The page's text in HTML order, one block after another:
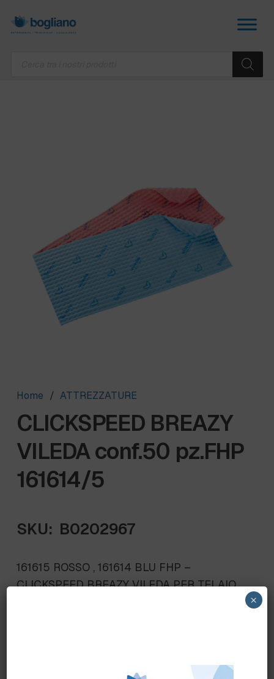
Home / ATTREZZATURE
CLICKSPEED BREAZY
VILEDA conf.50 pz.FHP
161614/5
SKU: B0202967
161615 ROSSO , 161614 BLU FHP –
CLICKSPEED BREAZY VILEDA PER TELAIO
×